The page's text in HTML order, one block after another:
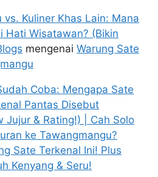
Kuliner Khas Lain: Mana
Hati Wisatawan? (Bikin
mengenai Warung Sate
Coba: Mengapa Sate
Pantas Disebut
Jujur & Rating!) | Cah Solo
ke Tawangmangu?
Sate Terkenal Ini! Plus
Kenyang & Seru!